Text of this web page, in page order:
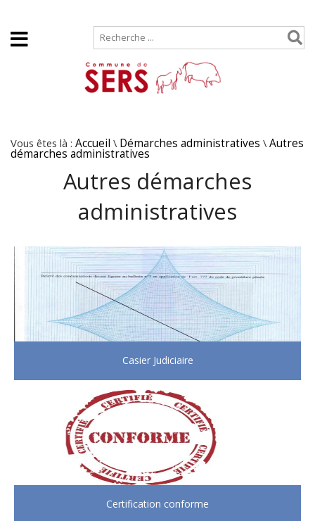
Vous êtes là : Accueil \ Démarches administratives \ Autres
démarches administratives
Autres démarches
administratives
Casier Judiciaire
Certification conforme